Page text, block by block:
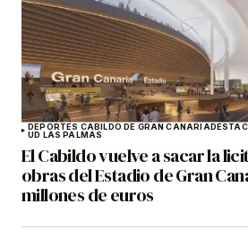
DEPORTES CABILDO DE GRAN CANARIA
UD LAS PALMAS
El Cabildo vuelve a sacar la
obras del Estadio de Gran
millones de euros